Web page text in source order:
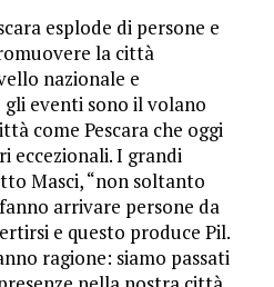
esplode di persone e
la città
nazionale e
eventi sono il volano
come Pescara che oggi
eccezionali. I grandi
Masci, “non soltanto
arrivare persone da
e questo produce Pil.
ragione: siamo passati